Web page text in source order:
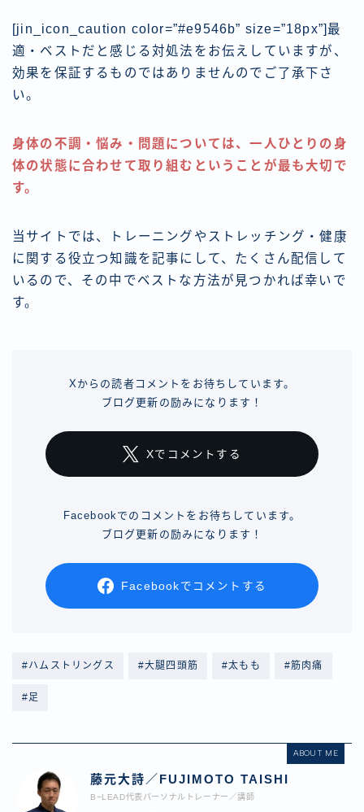
[jin_icon_caution color=”#e9546b” size=”18px”]最
適・ベストだと感じる対処法をお伝えしていますが、
効果を保証するものではありませんのでご了承下さ
い。
身体の不調・悩み・問題については、一人ひとりの身
体の状態に合わせて取り組むということが最も大切で
す。
当サイトでは、トレーニングやストレッチング・健康
に関する役立つ知識を記事にして、たくさん配信して
いるので、その中でベストな方法が見つかれば幸いで
す。
Xからの読者コメントをお待ちしています。
ブログ更新の励みになります！
Xでコメントする
Facebookでのコメントをお待ちしています。
ブログ更新の励みになります！
Facebookでコメントする
#ハムストリングス #大腿四頭筋 #太もも #筋肉痛
#足
ABOUT ME
藤元大詩／FUJIMOTO TAISHI
B−LEAD代表パーソナルトレーナー／講師